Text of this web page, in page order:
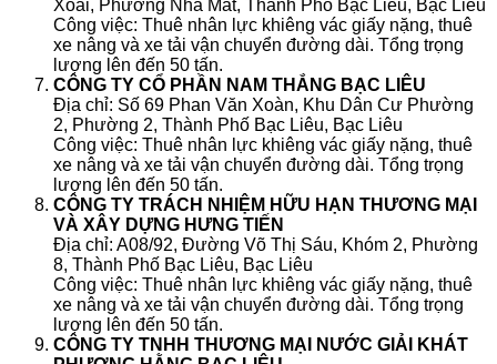
Xoài, Phường Nhà Mát, Thành Phố Bạc Liêu, Bạc Liêu
Công việc: Thuê nhân lực khiêng vác giấy nặng, thuê
xe nâng và xe tải vận chuyển đường dài. Tổng trọng
lượng lên đến 50 tấn.
CÔNG TY CỔ PHẦN NAM THẮNG BẠC LIÊU
Địa chỉ: Số 69 Phan Văn Xoàn, Khu Dân Cư Phường
2, Phường 2, Thành Phố Bạc Liêu, Bạc Liêu
Công việc: Thuê nhân lực khiêng vác giấy nặng, thuê
xe nâng và xe tải vận chuyển đường dài. Tổng trọng
lượng lên đến 50 tấn.
CÔNG TY TRÁCH NHIỆM HỮU HẠN THƯƠNG MẠI
VÀ XÂY DỰNG HƯNG TIẾN
Địa chỉ: A08/92, Đường Võ Thị Sáu, Khóm 2, Phường
8, Thành Phố Bạc Liêu, Bạc Liêu
Công việc: Thuê nhân lực khiêng vác giấy nặng, thuê
xe nâng và xe tải vận chuyển đường dài. Tổng trọng
lượng lên đến 50 tấn.
CÔNG TY TNHH THƯƠNG MẠI NƯỚC GIẢI KHÁT